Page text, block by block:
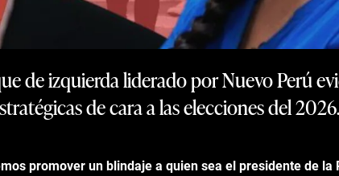
de izquierda liderado por Nuevo Perú
de cara a las elecciones del 2026.
promover un blindaje a quien sea el presidente de la